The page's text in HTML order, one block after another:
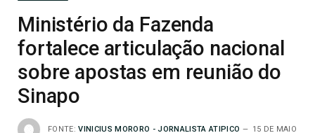
Ministério da Fazenda
fortalece articulação nacional
sobre apostas em reunião do
Sinapo
FONTE: VINICIUS MORORO - JORNALISTA ATIPICO 15 DE MAIO